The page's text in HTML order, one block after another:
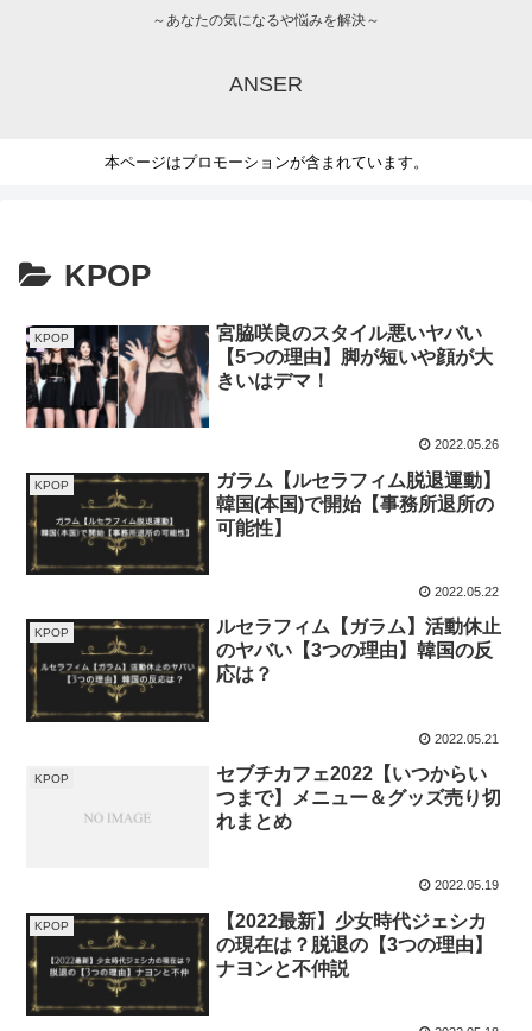
～あなたの気になるや悩みを解決～
ANSER
本ページはプロモーションが含まれています。
KPOP
KPOP
宮脇咲良のスタイル悪いヤバい
【5つの理由】脚が短いや顔が大
きいはデマ！
2022.05.26
KPOP
ガラム【ルセラフィム脱退運動】
韓国(本国)で開始【事務所退所の
可能性】
2022.05.22
KPOP
ルセラフィム【ガラム】活動休止
のヤバい【3つの理由】韓国の反
応は？
2022.05.21
KPOP
セブチカフェ2022【いつからい
つまで】メニュー＆グッズ売り切
れまとめ
2022.05.19
KPOP
【2022最新】少女時代ジェシカ
の現在は？脱退の【3つの理由】
ナヨンと不仲説